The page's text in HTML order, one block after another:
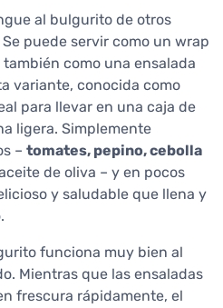
al bulgurito de otros
Se puede servir como un wrap
como una ensalada
variante, conocida como
para llevar en una caja de
ligera. Simplemente
– tomates, pepino, cebolla
de oliva – y en pocos
y saludable que llena y
funciona muy bien al
Mientras que las ensaladas
frescura rápidamente, el